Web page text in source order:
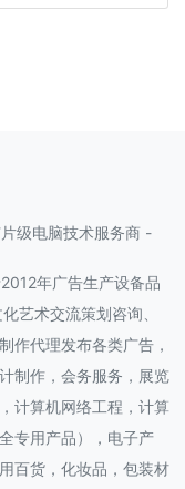
级电脑技术服务商 -
年广告生产设备品
艺术交流策划咨询、
作代理发布各类广告，
制作，会务服务，展览
计算机网络工程，计算
专用产品），电子产
百货，化妆品，包装材